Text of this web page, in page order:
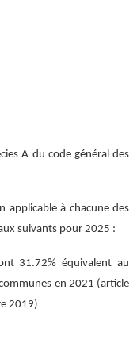
A du code général des
applicable à chacune des
suivants pour 2025 :
31.72% équivalent au
en 2021 (article
2019)